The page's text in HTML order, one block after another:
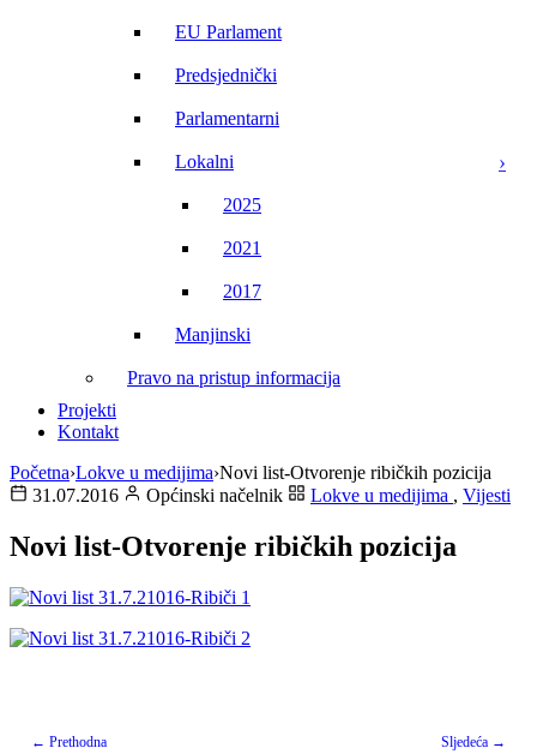
EU Parlament
Predsjednički
Parlamentarni
Lokalni
2025
2021
2017
Manjinski
Pravo na pristup informacija
Projekti
Kontakt
Početna›Lokve u medijima›Novi list-Otvorenje ribičkih pozicija
31.07.2016
Općinski načelnik Lokve u medijima , Vijesti
Novi list-Otvorenje ribičkih pozicija
← Prethodna Sljedeća →